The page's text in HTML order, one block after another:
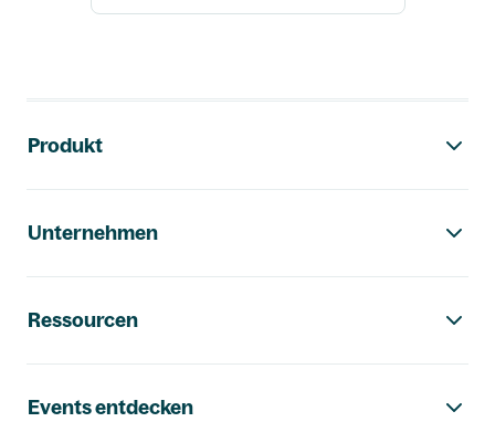
Produkt
Unternehmen
Ressourcen
Events entdecken